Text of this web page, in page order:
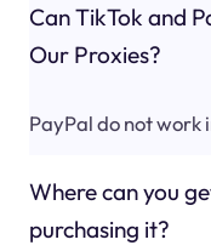
Can TikTok and
Our Proxies?
PayPal do not work
Where can you
purchasing it?